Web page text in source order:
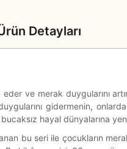
Detayları
eder ve merak duygularını
gidermenin,
hayal dünyalarına
bu seri ile çocukların